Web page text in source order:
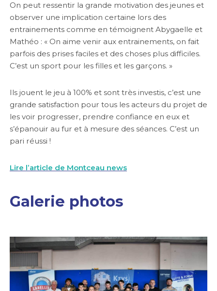
On peut ressentir la grande motivation des jeunes et
observer une implication certaine lors des
entrainements comme en témoignent Abygaelle et
Mathéo : « On aime venir aux entrainements, on fait
parfois des prises faciles et des choses plus difficiles.
C’est un sport pour les filles et les garçons. »
Ils jouent le jeu à 100% et sont très investis, c’est une
grande satisfaction pour tous les acteurs du projet de
les voir progresser, prendre confiance en eux et
s’épanouir au fur et à mesure des séances. C’est un
pari réussi !
Lire l’article de Montceau news
Galerie photos